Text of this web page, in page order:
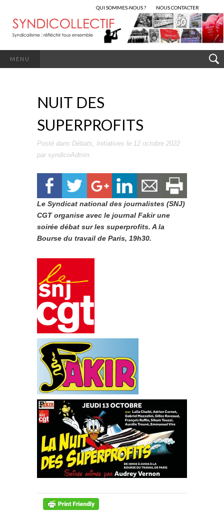
QUI SOMMES-NOUS ? NOUS CONTACTER
MENU
NUIT DES
SUPERPROFITS
Posté dans Débats, Initiatives le 12 octobre 2022
par syndicoAdmin.
Le Syndicat national des journalistes (SNJ)
CGT organise avec le journal Fakir une
soirée débat sur les superprofits. A la
Bourse du travail de Paris, 19h30.